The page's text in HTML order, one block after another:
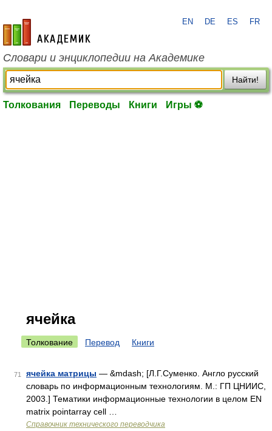
academic.ru
EN DE ES FR
Словари и энциклопедии на Академике
Найти!
Толкования Переводы Книги Игры ⚽
ячейка
Толкование Перевод Книги
71 ячейка матрицы — &mdash; [Л.Г.Суменко. Англо русский
словарь по информационным технологиям. М.: ГП ЦНИИС,
2003.] Тематики информационные технологии в целом EN
matrix pointarray cell …
Справочник технического переводчика